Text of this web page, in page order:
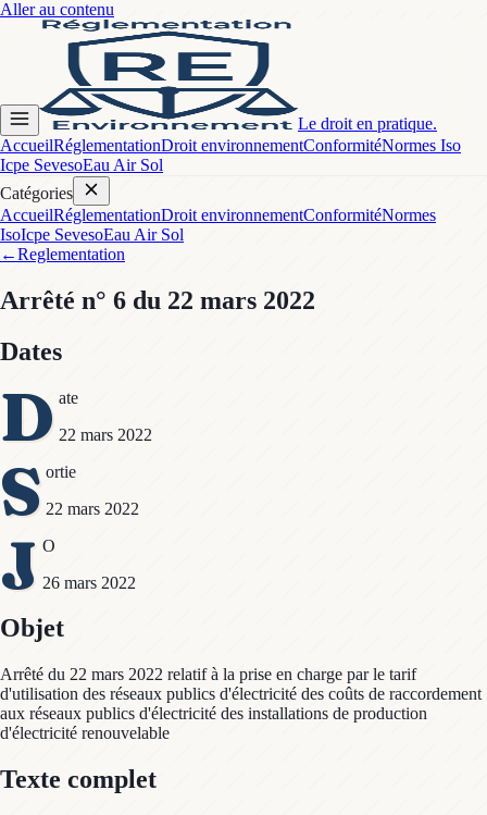
Aller au contenu
Le droit en pratique.
AccueilRéglementationDroit environnementConformitéNormes Iso
Icpe SevesoEau Air Sol
Catégories
AccueilRéglementationDroit environnementConformitéNormes
IsoIcpe SevesoEau Air Sol
←Reglementation
Arrêté n° 6 du 22 mars 2022
Dates
D ate
22 mars 2022
S ortie
22 mars 2022
J O
26 mars 2022
Objet
Arrêté du 22 mars 2022 relatif à la prise en charge par le tarif
d'utilisation des réseaux publics d'électricité des coûts de raccordement
aux réseaux publics d'électricité des installations de production
d'électricité renouvelable
Texte complet